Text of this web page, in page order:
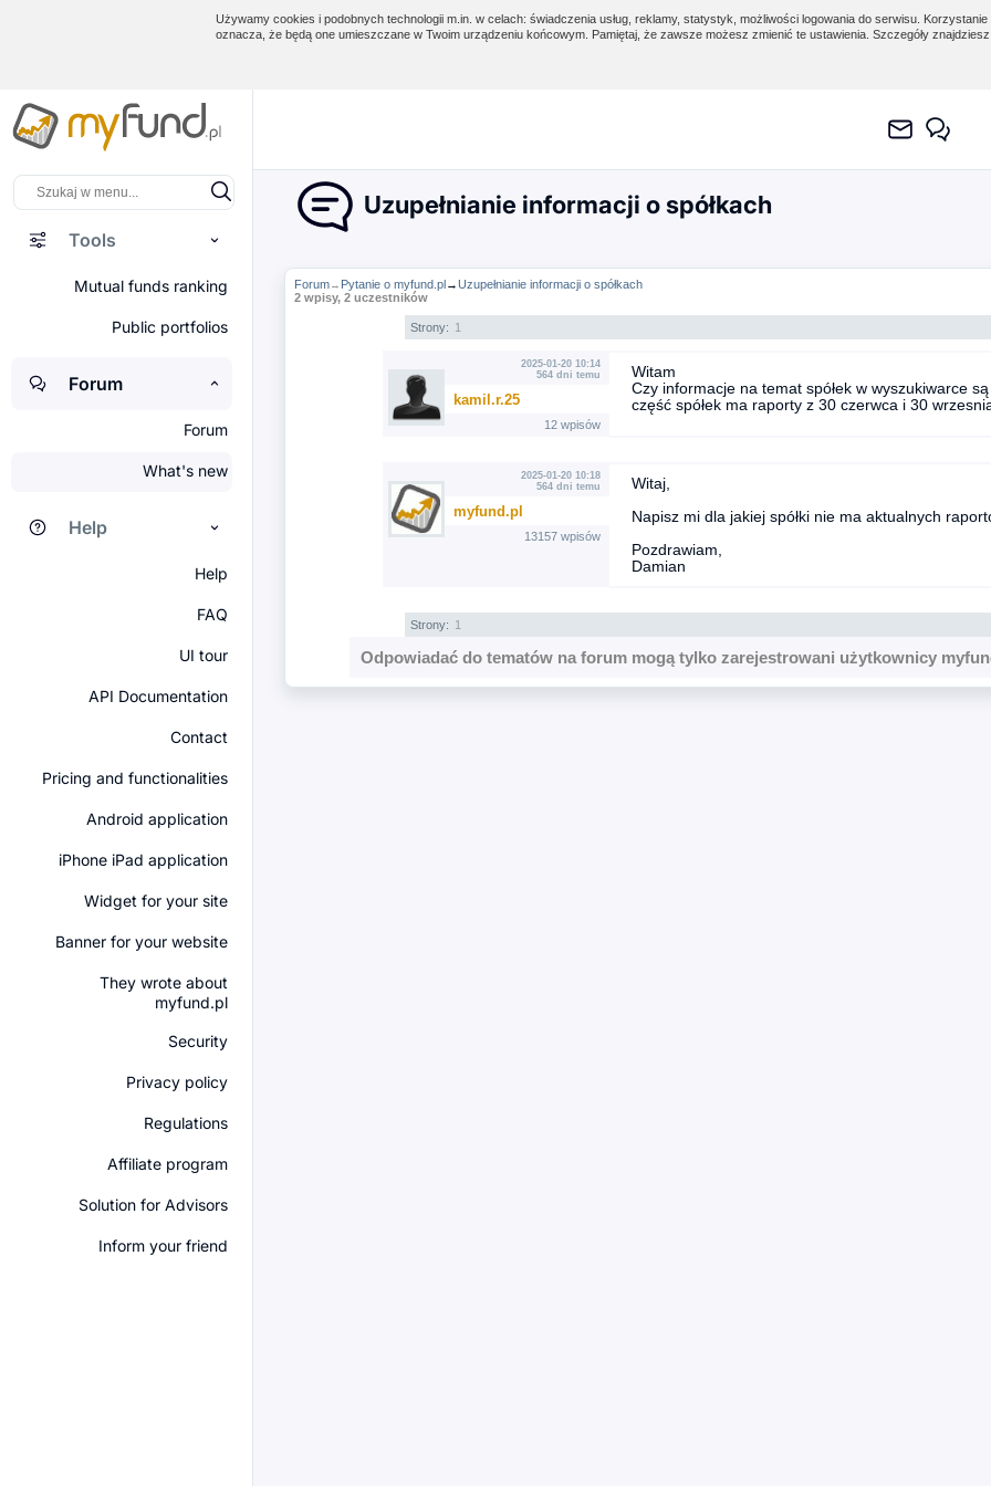
Używamy cookies i podobnych technologii m.in. w celach: świadczenia usług, reklamy, statystyk, możliwości logowania do serwisu.
oznacza, że będą one umieszczane w Twoim urządzeniu końcowym. Pamiętaj, że zawsze możesz zmienić te ustawienia. Szczegóły
Tools
Mutual funds ranking
Public portfolios
Forum
Forum
What's new
Help
Help
FAQ
UI tour
API Documentation
Contact
Pricing and functionalities
Android application
iPhone iPad application
Widget for your site
Banner for your website
They wrote about
myfund.pl
Security
Privacy policy
Regulations
Affiliate program
Solution for Advisors
Inform your friend
Uzupełnianie informacji o spółkach
Forum→ Pytanie o myfund.pl→Uzupełnianie informacji o spółkach
2 wpisy, 2 uczestników
Strony: 1
2025-01-20 10:14
564 dni temu
kamil.r.25
12 wpisów
Witam
Czy informacje na temat spółek w wyszukiwarce
część spółek ma raporty z 30 czerwca i 30
2025-01-20 10:18
564 dni temu
myfund.pl
13157 wpisów
Witaj,
Napisz mi dla jakiej spółki nie ma aktualnych
Pozdrawiam,
Damian
Strony: 1
Odpowiadać do tematów na forum mogą tylko zarejestrowani użytkownicy